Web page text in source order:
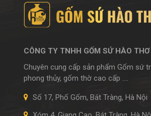
CÔNG TY TNHH GỐM SỨ HÀO THƠ
Chuyên cung cấp sản phẩm Gốm sứ
phong thủy, gốm thờ cao cấp ....
Số 17, Phố Gốm, Bát Tràng, Hà Nội